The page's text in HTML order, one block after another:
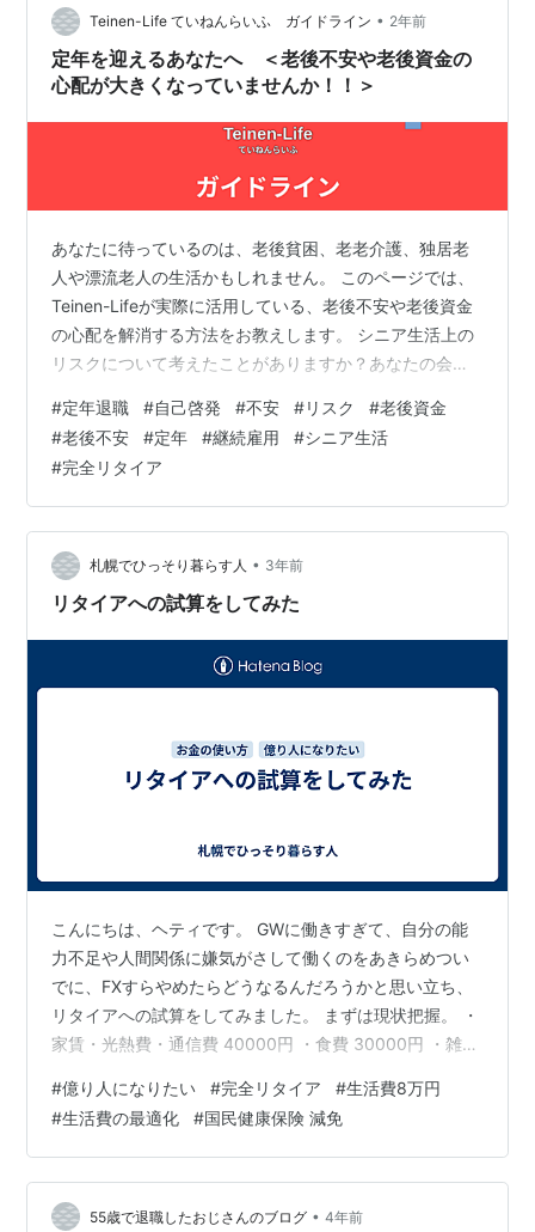
稼ぐ計画だったのでそれは完全リタイアとは言えず。で
今年で60歳を迎えて労働で稼ぐ必…
Teinen-Life ていねんらいふ ガイドライン • 2年前
定年を迎えるあなたへ ＜老後不安や老後資金の
心配が大きくなっていませんか！！＞
あなたに待っているのは、老後貧困、老老介護、独居老
人や漂流老人の生活かもしれません。 このページでは、
Teinen-Lifeが実際に活用している、老後不安や老後資金
の心配を解消する方法をお教えします。 シニア生活上の
リスクについて考えたことがありますか？あなたの会社
も準備をしていないと、十分な検討をせずに急いで準備
することになったり、無駄に待ち時間が必要になって、
必要な手続きを直ぐに実施出来ないことになるかもしれ
ません。あるいは、大切な老後資金を失う事にもなりか
ねません。 年齢を重ねればそれだけ、考える事が億劫に
なっていきます。 一番若い今が…
#定年退職 #自己啓発 #不安 #リスク #老後資金
#老後不安 #定年 #継続雇用 #シニア生活
#完全リタイア
札幌でひっそり暮らす人 • 3年前
リタイアへの試算をしてみた
こんにちは、ヘティです。 GWに働きすぎて、自分の能
力不足や人間関係に嫌気がさして働くのをあきらめつい
でに、FXすらやめたらどうなるんだろうかと思い立ち、
リタイアへの試算をしてみました。 まずは現状把握。 ・
家賃・光熱費・通信費 40000円 ・食費 30000円 ・雑費
費は年間ならした推計 これに国民健康保険、国民年金の
負担で、札幌市の現状だと年間22570円、年金は20万円
弱なのでまとめて22万円。 年金受給まではおおよそ15
年。現状年金の払い込みは60歳までとなっていますが、
遠くない将来65歳払い込みになるでしょうから支払いも
#億り人になりたい #完全リタイア #生活費8万円
#生活費の最適化 #国民健康保険 減免
55歳で退職したおじさんのブログ • 4年前